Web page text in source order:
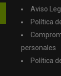
Aviso
Política
personales
Política